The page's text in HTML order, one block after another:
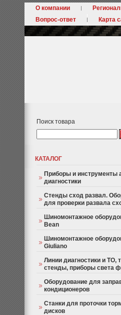
О компании
Вопрос-ответ
Карта
Поиск товара
КАТАЛОГ
Приборы и инструменты
диагностики
Стенды сход развал.
для проверки развала
Шиномонтажное
Bean
Шиномонтажное
Giuliano
Линии диагностики и ТО,
стенды, приборы света
Оборудование для
кондиционеров
Станки для проточки
дисков